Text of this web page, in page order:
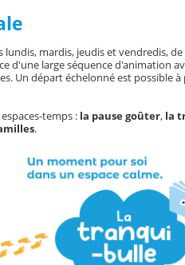
lundis, mardis, jeudis et vendredis, de
d'une large séquence d'animation
Un départ échelonné est possible
temps : la pause goûter, la
.